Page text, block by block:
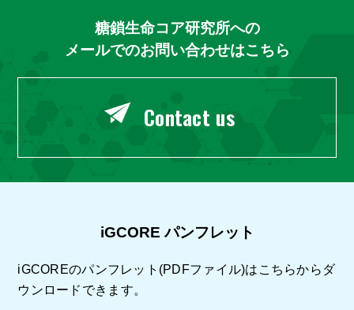
糖鎖生命コア研究所への
メールでのお問い合わせはこちら
Contact us
iGCORE パンフレット
iGCOREのパンフレット(PDFファイル)はこちらからダ
ウンロードできます。